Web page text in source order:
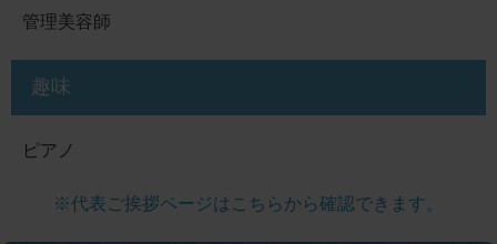
管理美容師
趣味
ピアノ
※代表ご挨拶ページはこちらから確認できます。